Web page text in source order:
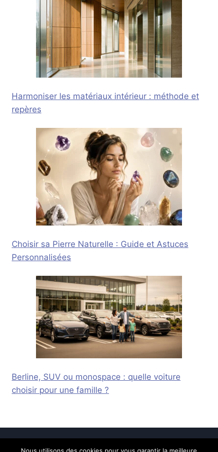
Harmoniser les matériaux intérieur : méthode et
repères
Choisir sa Pierre Naturelle : Guide et Astuces
Personnalisées
Berline, SUV ou monospace : quelle voiture
choisir pour une famille ?